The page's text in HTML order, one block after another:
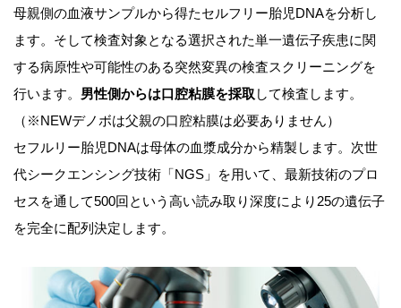
母親側の血液サンプルから得たセルフリー胎児DNAを分析し
ます。そして検査対象となる選択された単一遺伝子疾患に関
する病原性や可能性のある突然変異の検査スクリーニングを
行います。 男性側からは口腔粘膜を採取 して検査します。
（※NEWデノボは父親の口腔粘膜は必要ありません）
セフルリー胎児DNAは母体の血漿成分から精製します。次世
代シークエンシング技術「NGS」を用いて、最新技術のプロ
セスを通して500回という高い読み取り深度により25の遺伝子
を完全に配列決定します。